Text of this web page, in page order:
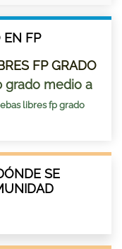
EN FP
FP GRADO
grado medio a
libres fp grado
SE